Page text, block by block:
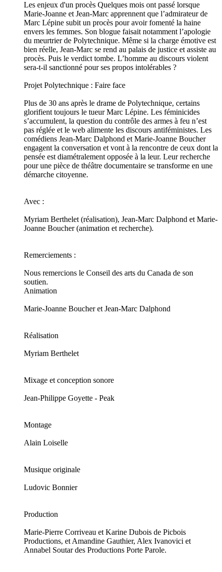
Les enjeux d'un procès Quelques mois ont passé lorsque
Marie-Joanne et Jean-Marc apprennent que l’admirateur de
Marc Lépine subit un procès pour avoir fomenté la haine
envers les femmes. Son blogue faisait notamment l’apologie
du meurtrier de Polytechnique. Même si la charge émotive est
bien réelle, Jean-Marc se rend au palais de justice et assiste au
procès. Puis le verdict tombe. L’homme au discours violent
sera-t-il sanctionné pour ses propos intolérables ?
Projet Polytechnique : Faire face
Plus de 30 ans après le drame de Polytechnique, certains
glorifient toujours le tueur Marc Lépine. Les féminicides
s’accumulent, la question du contrôle des armes à feu n’est
pas réglée et le web alimente les discours antiféministes. Les
comédiens Jean-Marc Dalphond et Marie-Joanne Boucher
engagent la conversation et vont à la rencontre de ceux dont la
pensée est diamétralement opposée à la leur. Leur recherche
pour une pièce de théâtre documentaire se transforme en une
démarche citoyenne.
Avec :
Myriam Berthelet (réalisation), Jean-Marc Dalphond et Marie-
Joanne Boucher (animation et recherche).
Remerciements :
Nous remercions le Conseil des arts du Canada de son
soutien.
Animation
Marie-Joanne Boucher et Jean-Marc Dalphond
Réalisation
Myriam Berthelet
Mixage et conception sonore
Jean-Philippe Goyette - Peak
Montage
Alain Loiselle
Musique originale
Ludovic Bonnier
Production
Marie-Pierre Corriveau et Karine Dubois de Picbois
Productions, et Amandine Gauthier, Alex Ivanovici et
Annabel Soutar des Productions Porte Parole.